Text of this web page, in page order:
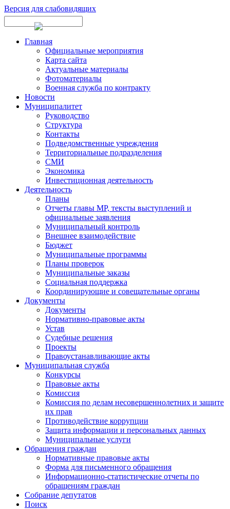
Версия для слабовидящих
Главная
Официальные мероприятия
Карта сайта
Актуальные материалы
Фотоматериалы
Военная служба по контракту
Новости
Муниципалитет
Руководство
Структура
Контакты
Подведомственные учреждения
Территориальные подразделения
СМИ
Экономика
Инвестиционная деятельность
Деятельность
Планы
Отчеты главы МР, тексты выступлений и
официальные заявления
Муниципальный контроль
Внешнее взаимодействие
Бюджет
Муниципальные программы
Планы проверок
Муниципальные заказы
Социальная поддержка
Координирующие и совещательные органы
Документы
Документы
Нормативно-правовые акты
Устав
Судебные решения
Проекты
Правоустанавливающие акты
Муниципальная служба
Конкурсы
Правовые акты
Комиссия
Комиссия по делам несовершеннолетних и защите
их прав
Противодействие коррупции
Защита информации и персональных данных
Муниципальные услуги
Обращения граждан
Нормативные правовые акты
Форма для письменного обращения
Информационно-статистические отчеты по
обращениям граждан
Собрание депутатов
Поиск